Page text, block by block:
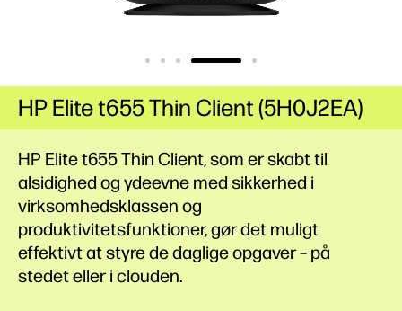
HP Elite t655 Thin Client, som er skabt til
alsidighed og ydeevne med sikkerhed i
virksomhedsklassen og
produktivitetsfunktioner, gør det muligt
effektivt at styre de daglige opgaver – på
stedet eller i clouden.
HP Elite t655 Thin Client (5H0J2EA)